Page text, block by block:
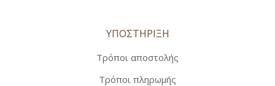
ΥΠΟΣΤΗΡΙΞΗ
Τρόποι αποστολής
Τρόποι πληρωμής